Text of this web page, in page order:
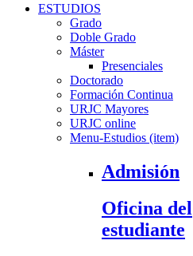
ESTUDIOS
Grado
Doble Grado
Máster
Presenciales
Doctorado
Formación Continua
URJC Mayores
URJC online
Menu-Estudios (item)
Admisión
Oficina del
estudiante